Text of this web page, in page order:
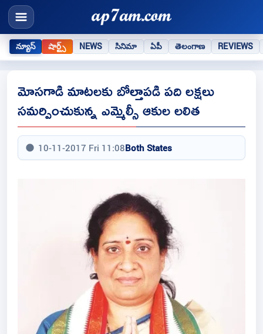
న్యూస్ షార్ట్స్ NEWS సినిమా ఏపీ తెలంగాణ REVIEWS
మోసగాడి మాటలకు బోల్తాపడి పది లక్షలు
సమర్పించుకున్న ఎమ్మెల్సీ ఆకుల లలిత
10-11-2017 Fri 11:08Both States